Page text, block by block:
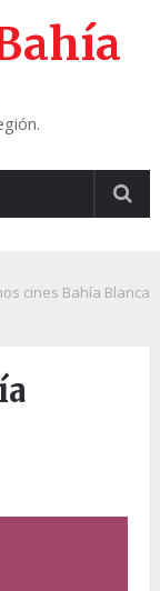
cines Bahía Blanca